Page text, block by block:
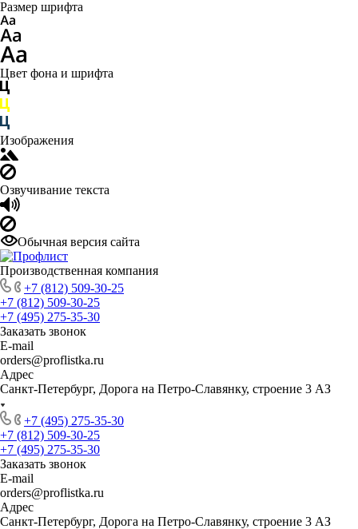
Размер шрифта
Цвет фона и шрифта
Изображения
Озвучивание текста
Обычная версия сайта
Производственная компания
+7 (812) 509-30-25
+7 (812) 509-30-25
+7 (495) 275-35-30
Заказать звонок
E-mail
orders@proflistka.ru
Адрес
Санкт-Петербург, Дорога на Петро-Славянку, строение 3 АЗ
+7 (495) 275-35-30
+7 (812) 509-30-25
+7 (495) 275-35-30
Заказать звонок
E-mail
orders@proflistka.ru
Адрес
Санкт-Петербург, Дорога на Петро-Славянку, строение 3 АЗ